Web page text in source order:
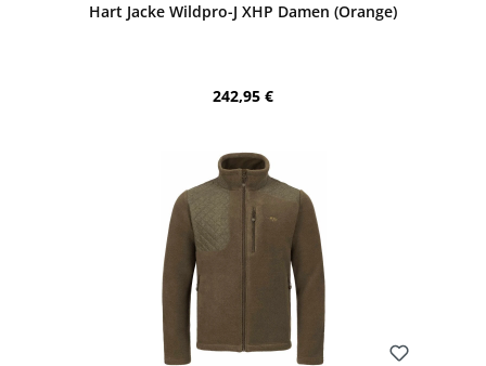
Hart Jacke Wildpro-J XHP Damen (Orange)
Regulärer Preis:
242,95 €